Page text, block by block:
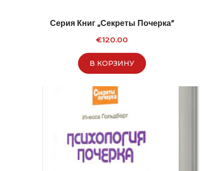
Серия Книг „Секреты Почерка”
€120.00
В КОРЗИНУ